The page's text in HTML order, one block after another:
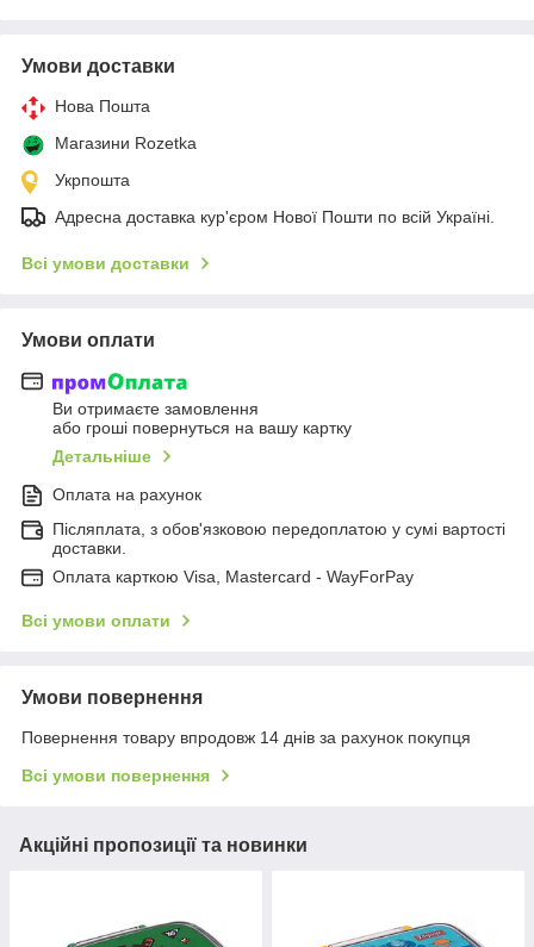
Умови доставки
Нова Пошта
Магазини Rozetka
Укрпошта
Адресна доставка кур'єром Нової Пошти по всій Україні.
Всі умови доставки
Умови оплати
Ви отримаєте замовлення
або гроші повернуться на вашу картку
Детальніше
Оплата на рахунок
Післяплата, з обов'язковою передоплатою у сумі вартості
доставки.
Оплата карткою Visa, Mastercard - WayForPay
Всі умови оплати
Умови повернення
Повернення товару впродовж 14 днів за рахунок покупця
Всі умови повернення
Акційні пропозиції та новинки